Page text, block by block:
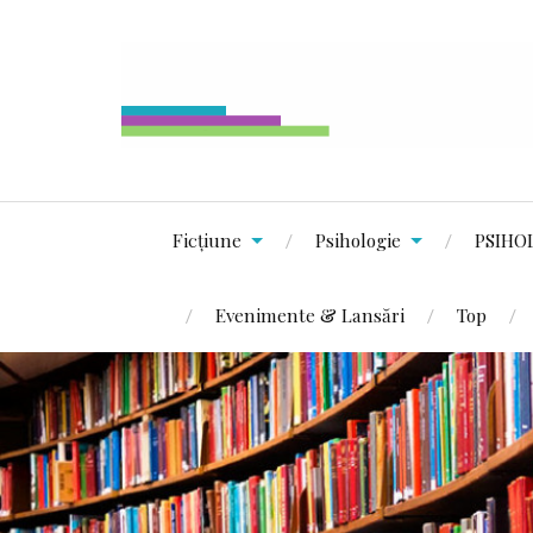
Ficțiune Psihologie
Evenimente & Lansări Top